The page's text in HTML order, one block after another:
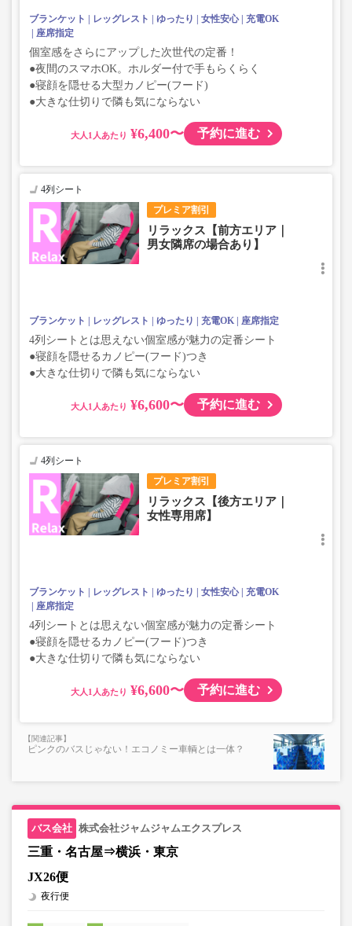
ブランケット レッグレスト ゆったり 女性安心
充電OK
座席指定
個室感をさらにアップした次世代の定番！
●夜間のスマホOK。ホルダー付で手もらくらく
●寝顔を隠せる大型カノピー(フード)
●大きな仕切りで隣も気にならない
大人 ¥6,400〜 予約に進む
プレミア割引
4列シート
リラックス【前方エリア｜
男女隣席の場合あり】
ブランケット レッグレスト ゆったり 充電OK 座席指定
4列シートとは思えない個室感が魅力の定番シート
●寝顔を隠せるカノピー(フード)つき
●大きな仕切りで隣も気にならない
大人 ¥6,600〜 予約に進む
プレミア割引
4列シート
リラックス【後方エリア｜
女性専用席】
ブランケット レッグレスト ゆったり 女性安心
充電OK
座席指定
4列シートとは思えない個室感が魅力の定番シート
●寝顔を隠せるカノピー(フード)つき
●大きな仕切りで隣も気にならない
大人 ¥6,600〜 予約に進む
ピンクのバスじゃない！エコノミー車輌とは一体？
株式会社ジャムジャムエクスプレス
三重・名古屋⇒横浜・東京
JX26便
夜行便